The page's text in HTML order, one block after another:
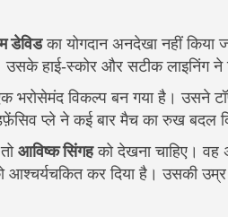
डेविडका योगदान अनदेखा नहीं
हाई‑स्कोर और सटीक लाइनिंग ने
भरोसेमंद विकल्प बन गया है। उसने
प्ले ने कई बार मैच का रुख बदल
आविष्क सिंगहको देखना चाहिए।
आश्चर्यचकित कर दिया है। उसकी